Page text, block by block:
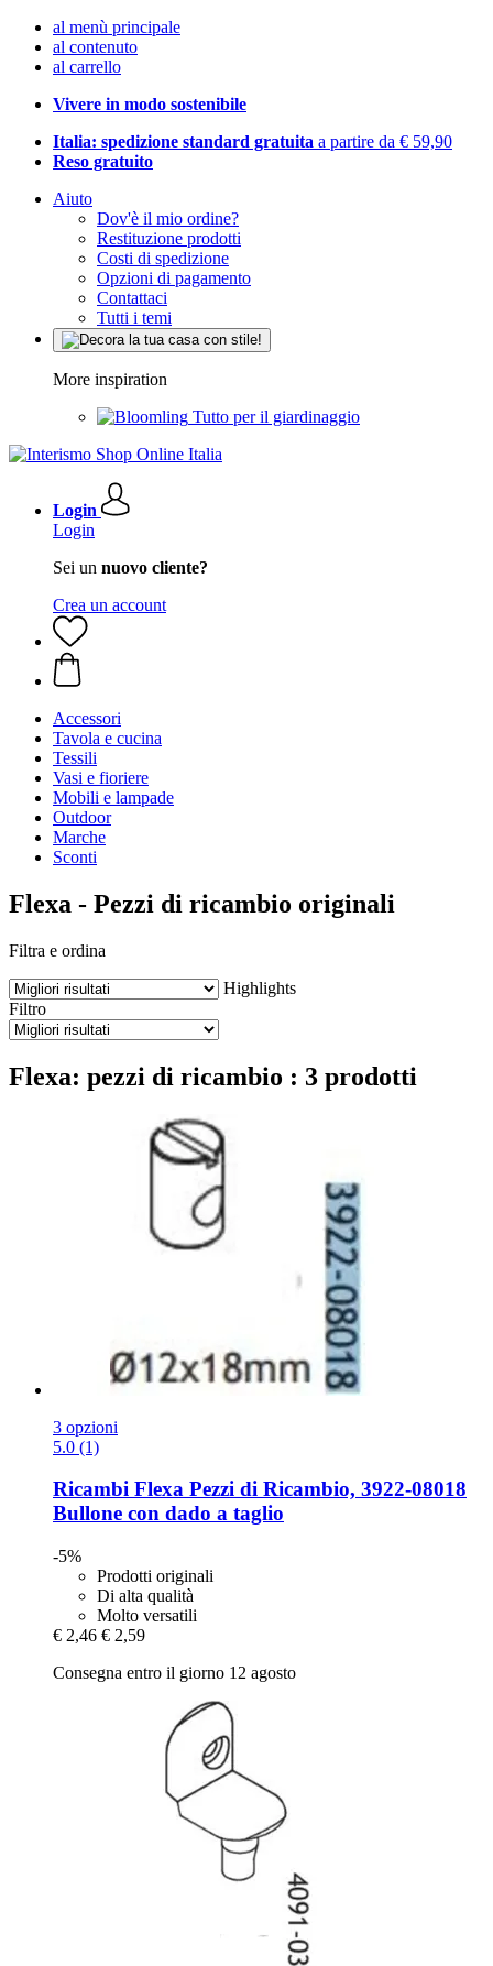
al menù principale
al contenuto
al carrello
Vivere in modo sostenibile
Italia: spedizione standard gratuita a partire da € 59,90
Reso gratuito
Aiuto
Dov'è il mio ordine?
Restituzione prodotti
Costi di spedizione
Opzioni di pagamento
Contattaci
Tutti i temi
More inspiration
Tutto per il giardinaggio
Login
Login
Sei un nuovo cliente?
Crea un account
Accessori
Tavola e cucina
Tessili
Vasi e fioriere
Mobili e lampade
Outdoor
Marche
Sconti
Flexa - Pezzi di ricambio originali
Filtra e ordina
Highlights
Filtro
Flexa: pezzi di ricambio : 3 prodotti
3 opzioni
5.0 (1)
Ricambi Flexa Pezzi di Ricambio, 3922-​08018
Bullone con dado a taglio
-5%
Prodotti originali
Di alta qualità
Molto versatili
€ 2,46 € 2,59
Consegna entro il giorno 12 agosto